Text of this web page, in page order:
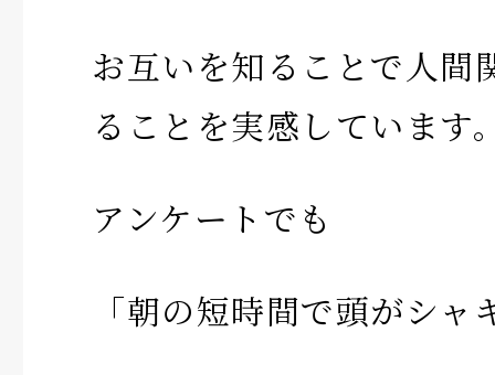
お互いを知ることで人間
ることを実感しています
アンケートでも
「朝の短時間で頭がシ